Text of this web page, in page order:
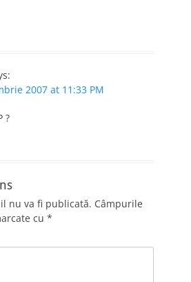
2007 at 11:33 PM
?
nu va fi publicată. Câmpurile
cu *